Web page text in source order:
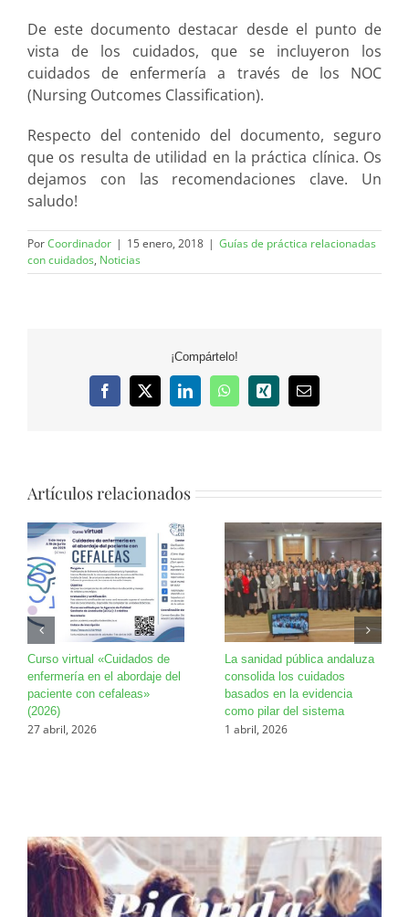
De este documento destacar desde el punto de
vista de los cuidados, que se incluyeron los
cuidados de enfermería a través de los NOC
(Nursing Outcomes Classification).
Respecto del contenido del documento, seguro
que os resulta de utilidad en la práctica clínica. Os
dejamos con las recomendaciones clave. Un
saludo!
PorCoordinador | 15 enero, 2018 | Guías de práctica relacionadas
con cuidados, Noticias
¡Compártelo!
Facebook
X LinkedInWhatsApp
Xing
Correo
Artículos relacionados
Curso virtual «Cuidados de
enfermería en el abordaje del
paciente con cefaleas»
(2026)
27 abril, 2026
La sanidad pública andaluza
consolida los cuidados
basados en la evidencia
como pilar del sistema
1 abril, 2026